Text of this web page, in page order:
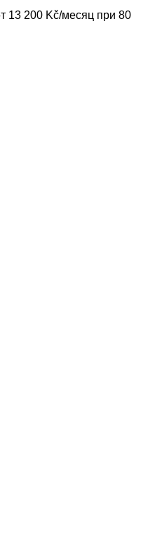
13 200 Kč/месяц при 80